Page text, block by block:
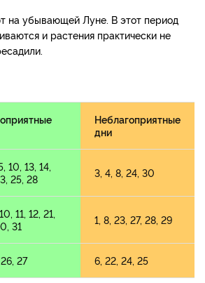
на убывающей Луне. В этот период
и растения практически не
Неблагоприятные
дни
10, 13, 14,
25, 28
3, 4, 8, 24, 30
11, 12, 21,
31
1, 8, 23, 27, 28, 29
26, 27 6, 22, 24, 25